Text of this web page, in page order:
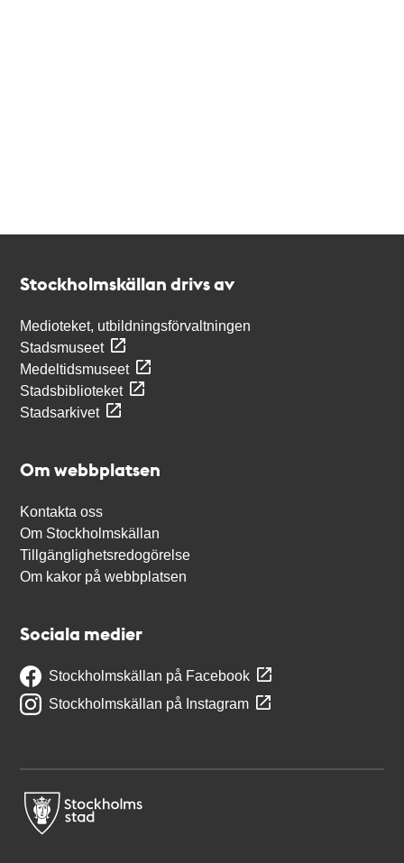
Stockholmskällan drivs av
Medioteket, utbildningsförvaltningen
Stadsmuseet
Medeltidsmuseet
Stadsbiblioteket
Stadsarkivet
Om webbplatsen
Kontakta oss
Om Stockholmskällan
Tillgänglighetsredogörelse
Om kakor på webbplatsen
Sociala medier
Stockholmskällan på Facebook
Stockholmskällan på Instagram